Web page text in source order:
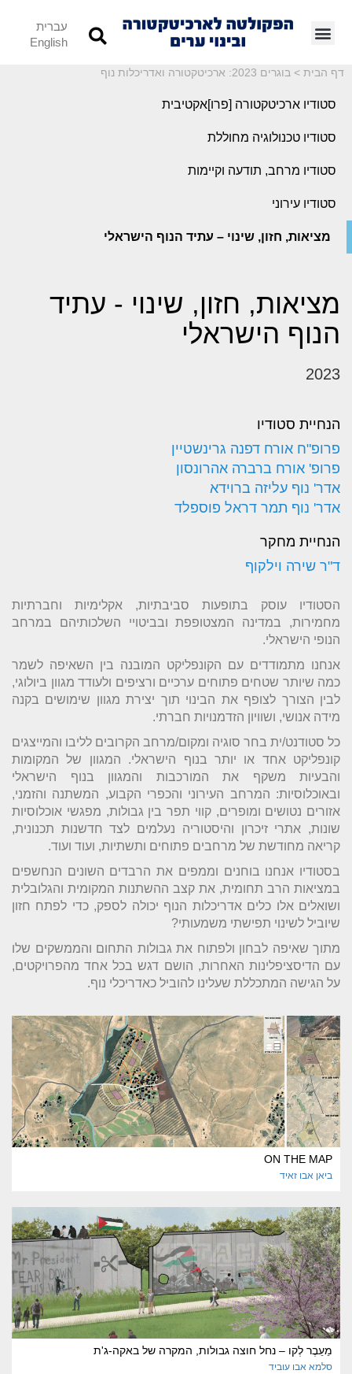
עברית
English
דף הבית > בוגרים 2023: ארכיטקטורה ואדריכלות נוף
סטודיו ארכיטקטורה [פרו]אקטיבית
סטודיו טכנולוגיה מחוללת
סטודיו מרחב, תודעה וקיימות
סטודיו עירוני
מציאות, חזון, שינוי – עתיד הנוף הישראלי
מציאות, חזון, שינוי - עתיד
הנוף הישראלי
2023
הסטודיו עוסק בתופעות סביבתיות, אקלימיות וחברתיות
מחמירות, במדינה המצטופפת ובביטויי השלכותיהם במרחב
הנופי הישראלי.
אנחנו מתמודדים עם הקונפליקט המובנה בין השאיפה לשמר
כמה שיותר שטחים פתוחים ערכיים ורציפים ולעודד מגוון ביולוגי,
לבין הצורך לצופף את הבינוי תוך יצירת מגוון שימושים בקנה
מידה אנושי, ושוויון הזדמנויות חברתי.
כל סטודנט/ית בחר סוגיה ומקום/מרחב הקרובים לליבו והמייצגים
קונפליקט אחד או יותר בנוף הישראלי. המגוון של המקומות
והבעיות משקף את המורכבות והמגוון בנוף הישראלי
ובאוכלוסיות: המרחב העירוני והכפרי הקבוע, המשתנה והזמני,
אזורים נטושים ומופרים, קווי תפר בין גבולות, מפגשי אוכלוסיות
שונות, אתרי זיכרון והיסטוריה נעלמים לצד חדשנות תכנונית,
קריאה מחודשת של מרחבים פתוחים ותשתיות, ועוד ועוד.
בסטודיו אנחנו בוחנים וממפים את הרבדים השונים הנחשפים
במציאות הרב תחומית, את קצב ההשתנות המקומית והגלובלית
ושואלים אלו כלים אדריכלות הנוף יכולה לספק, כדי לפתח חזון
שיוביל לשינוי תפישתי משמעותי?
מתוך שאיפה לבחון ולפתוח את גבולות התחום והממשקים שלו
עם הדיסציפלינות האחרות, הושם דגש בכל אחד מהפרויקטים,
על הגישה המתכללת שעלינו להוביל כאדריכלי נוף.
הנחיית סטודיו
פרופ"ח אורח דפנה גרינשטיין
פרופ' אורח ברברה אהרונסון
אדר' נוף עליזה ברוידא
אדר' נוף תמר דראל פוספלד
הנחיית מחקר
ד"ר שירה וילקוף
ON THE MAP
ביאן אבו זאיד
מֵעֵבֶר לְקו – נחל חוצה גבולות, המקרה של באקה-ג'ת
סלמא אבו עוביד